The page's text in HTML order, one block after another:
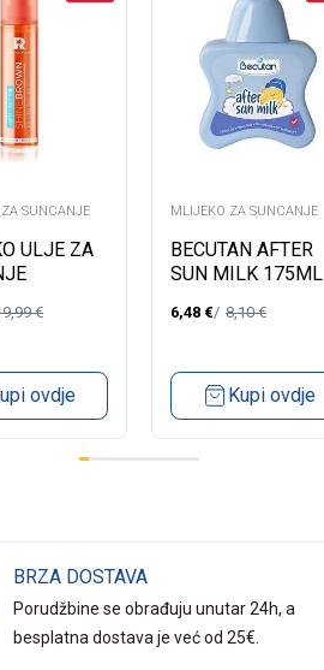
ZA SUNCANJE
ULJE ZA
150ML
€
ovdje
MLIJEKO ZA SUNCANJE
BECUTAN AFTER
SUN MILK 175ML
6,48 € 8,10€
Kupi ovdje
BRZA DOSTAVA
Porudžbine se obrađuju unutar 24h, a
besplatna dostava je već od 25€.